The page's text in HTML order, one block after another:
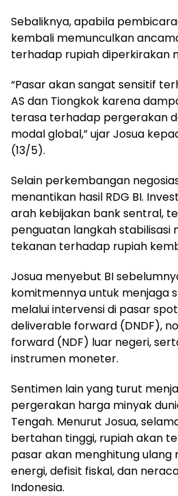
Sebaliknya, apabila
kembali memunculkan
terhadap rupiah diperkirakan
“Pasar akan sangat sensitif
AS dan Tiongkok karena
terasa terhadap pergerakan
modal global,” ujar Josua
(13/5).
Selain perkembangan
menantikan hasil RDG BI.
arah kebijakan bank sentral,
penguatan langkah stabilisasi
tekanan terhadap rupiah
Josua menyebut BI
komitmennya untuk menjaga
melalui intervensi di pasar
deliverable forward (DNDF),
forward (NDF) luar negeri,
instrumen moneter.
Sentimen lain yang turut
pergerakan harga minyak
Tengah. Menurut Josua,
bertahan tinggi, rupiah akan
pasar akan menghitung ulang
energi, defisit fiskal, dan
Indonesia.